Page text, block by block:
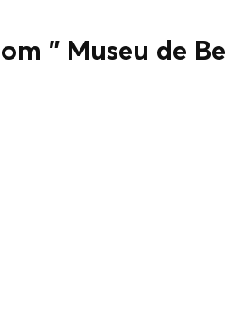
" Museu de